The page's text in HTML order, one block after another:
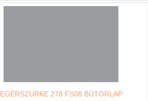
EGÉRSZÜRKE 278 FS08 BÚTORLAP